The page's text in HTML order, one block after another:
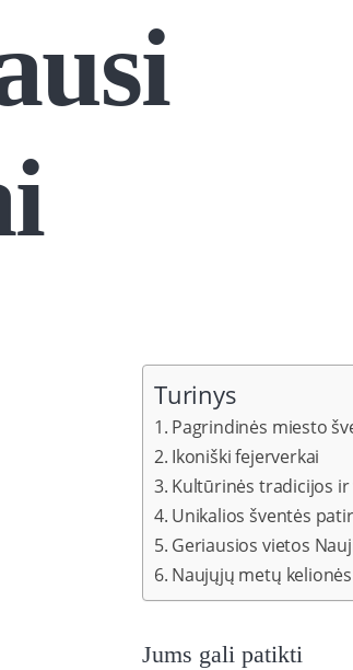
Turinys
Pagrindinės miesto
Ikoniški fejerverkai
Kultūrinės tradicijos
Unikalios šventės
Geriausios vietos
Naujųjų metų
Jums gali patikti